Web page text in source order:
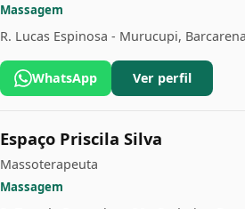
Massagem
R. Lucas Espinosa - Murucupi,
WhatsApp Ver perfil
Espaço Priscila Silva
Massoterapeuta
Massagem